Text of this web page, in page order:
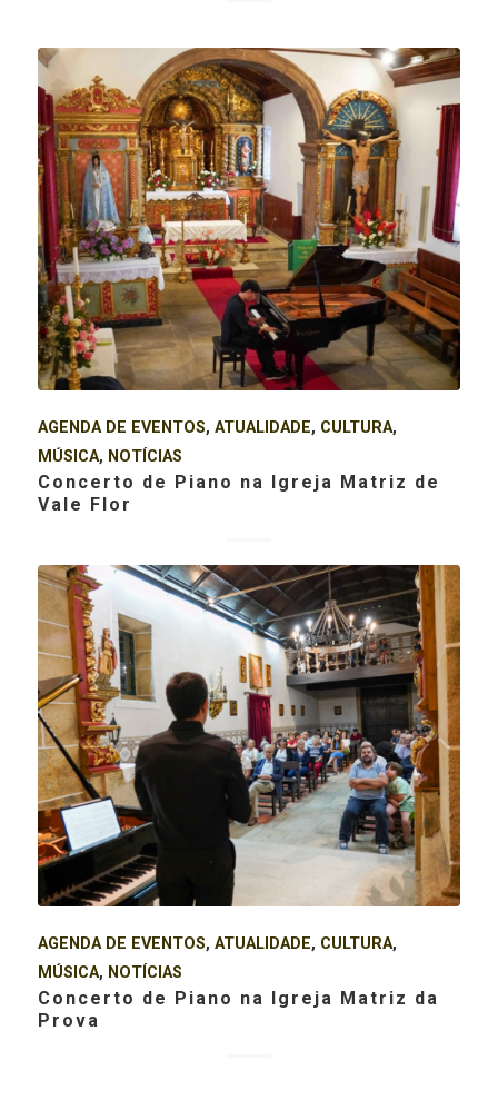
AGENDA DE EVENTOS, ATUALIDADE, CULTURA,
MÚSICA, NOTÍCIAS
Concerto de Piano na Igreja Matriz de
Vale Flor
AGENDA DE EVENTOS, ATUALIDADE, CULTURA,
MÚSICA, NOTÍCIAS
Concerto de Piano na Igreja Matriz da
Prova